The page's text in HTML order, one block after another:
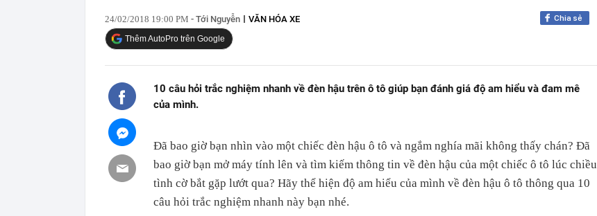
24/02/2018 19:00 PM - Tới Nguyễn VĂN HÓA XE Chia sẻ
Thêm AutoPro trên Google
10 câu hỏi trắc nghiệm nhanh về đèn hậu trên ô tô giúp bạn đánh giá độ am hiểu và đam mê
của mình.
Đã bao giờ bạn nhìn vào một chiếc đèn hậu ô tô và ngắm nghía mãi không thấy chán? Đã
bao giờ bạn mở máy tính lên và tìm kiếm thông tin về đèn hậu của một chiếc ô tô lúc chiều
tình cờ bắt gặp lướt qua? Hãy thể hiện độ am hiểu của mình về đèn hậu ô tô thông qua 10
câu hỏi trắc nghiệm nhanh này bạn nhé.